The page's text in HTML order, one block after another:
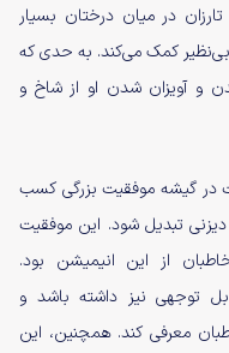
در میان درختان بسیار
بی‌نظیر کمک می‌کند. به حدی که
و آویزان شدن او از شاخ و
در گیشه موفقیت بزرگی کسب
تبدیل شود. این موفقیت
از این انیمیشن بود.
توجهی نیز داشته باشد و
معرفی کند. همچنین، این